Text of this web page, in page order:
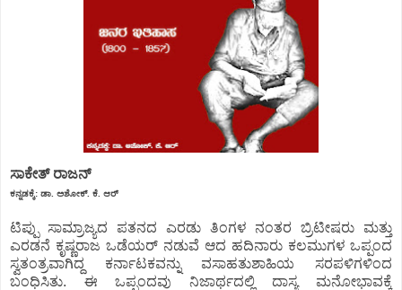
ಸಾಕೇತ್ ರಾಜನ್
ಕನ್ನಡಕ್ಕೆ: ಡಾ. ಅಶೋಕ್. ಕೆ. ಆರ್
ಟಿಪ್ಪು ಸಾಮ್ರಾಜ್ಯದ ಪತನದ ಎರಡು ತಿಂಗಳ ನಂತರ ಬ್ರಿಟೀಷರು ಮತ್ತು
ಎರಡನೆ ಕೃಷ್ಣರಾಜ ಒಡೆಯರ್ ನಡುವೆ ಆದ ಹದಿನಾರು ಕಲಮುಗಳ ಒಪ್ಪಂದ
ಸ್ವತಂತ್ರವಾಗಿದ್ದ ಕರ್ನಾಟಕವನ್ನು ವಸಾಹತುಶಾಹಿಯ ಸರಪಳಿಗಳಿಂದ
ಬಂಧಿಸಿತು. ಈ ಒಪ್ಪಂದವು ನಿಜಾರ್ಥದಲ್ಲಿ ದಾಸ್ಯ ಮನೋಭಾವಕ್ಕೆ